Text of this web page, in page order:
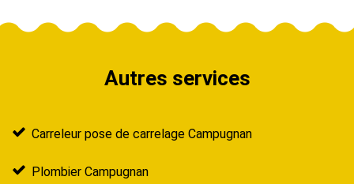
Autres services
Carreleur pose de carrelage Campugnan
Plombier Campugnan